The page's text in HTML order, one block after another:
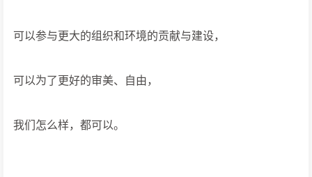
可以参与更大的组织和环境的贡献与建设，
可以为了更好的审美、自由，
我们怎么样，都可以。